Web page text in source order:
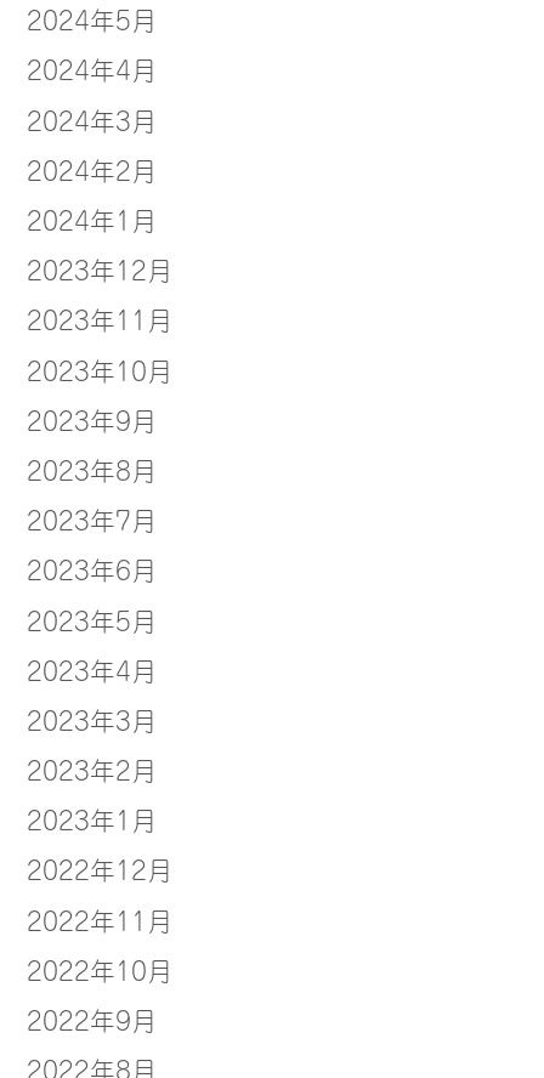
2024年5月
2024年4月
2024年3月
2024年2月
2024年1月
2023年12月
2023年11月
2023年10月
2023年9月
2023年8月
2023年7月
2023年6月
2023年5月
2023年4月
2023年3月
2023年2月
2023年1月
2022年12月
2022年11月
2022年10月
2022年9月
2022年8月